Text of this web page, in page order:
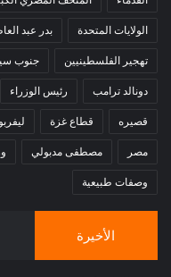
الولايات المتحدة بدر عبد
تهجير الفلسطينيين جنوب
دونالد ترامب رئيس الوزراء
قصيره قطاع غزة
مصر مصطفى مدبولي
وصفات طبيعية
الأخيرة